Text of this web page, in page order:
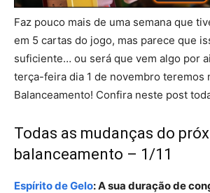
Faz pouco mais de uma semana que
em 5 cartas do jogo, mas parece que
suficiente… ou será que vem algo por
terça-feira dia 1 de novembro teremos
Balanceamento! Confira neste post
Todas as mudanças do
balanceamento – 1/11
Espírito de Gelo: A sua duração de